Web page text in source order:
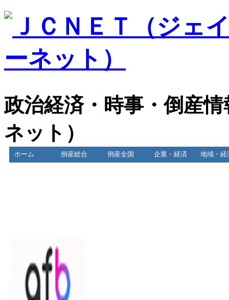
政治経済・時事・倒産
ネット）
ホーム 倒産総合 倒産全国 企業・経済 地域・経